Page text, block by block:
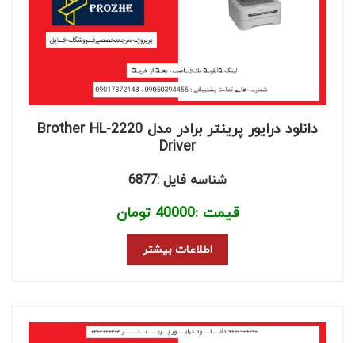
دانلود درایور پرینتر برادر مدل Brother HL-2220
Driver
شناسه فایل :6877
قیمت :40000 تومان
اطلاعات بیشتر